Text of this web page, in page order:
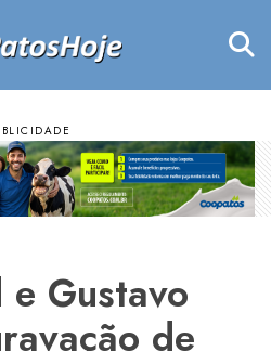
e Gustavo
de